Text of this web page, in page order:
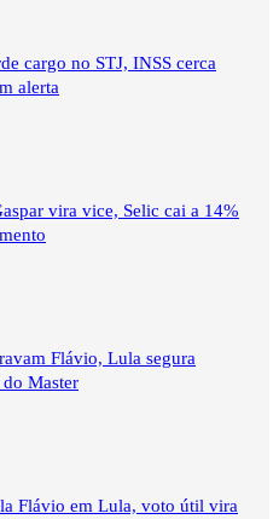
cargo no STJ, INSS cerca
alerta
vira vice, Selic cai a 14%
Flávio, Lula segura
Master
Flávio em Lula, voto útil vira